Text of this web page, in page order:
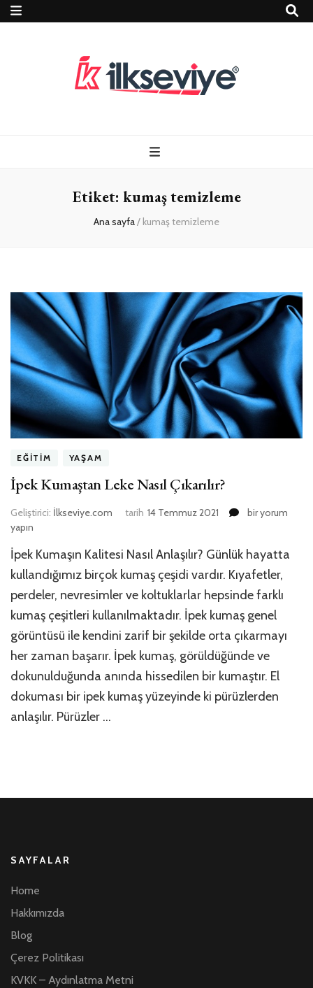
ve Travel – Tur
Rehberi
Etiket: kumaş temizleme
Ana sayfa/ kumaş temizleme
EĞITIM YAŞAM
İpek Kumaştan Leke Nasıl Çıkarılır?
Geliştirici: İlkseviye.com tarih 14 Temmuz 2021
İpek
Nasıl
Çıkarılır?
bir yorum
yapın
İpek Kumaşın Kalitesi Nasıl Anlaşılır? Günlük hayatta
kullandığımız birçok kumaş çeşidi vardır. Kıyafetler,
perdeler, nevresimler ve koltuklarlar hepsinde farklı
kumaş çeşitleri kullanılmaktadır. İpek kumaş genel
görüntüsü ile kendini zarif bir şekilde orta çıkarmayı
her zaman başarır. İpek kumaş, görüldüğünde ve
dokunulduğunda anında hissedilen bir kumaştır. El
dokuması bir ipek kumaş yüzeyinde ki pürüzlerden
anlaşılır. Pürüzler …
SAYFALAR
Home
Hakkımızda
Blog
Çerez Politikası
KVKK – Aydınlatma Metni